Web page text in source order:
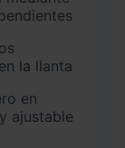
la llanta
ajustable